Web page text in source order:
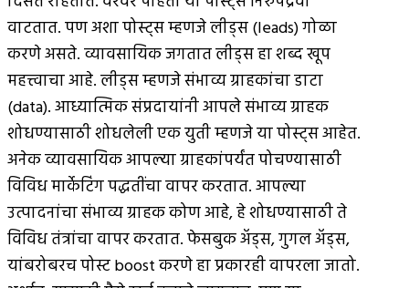
वाटतात. पण अशा पोस्ट्स म्हणजे लीड्स (leads) गोळा
करणे असते. व्यावसायिक जगतात लीड्स हा शब्द खूप
महत्त्वाचा आहे. लीड्स म्हणजे संभाव्य ग्राहकांचा डाटा
(data). आध्यात्मिक संप्रदायांनी आपले संभाव्य ग्राहक
शोधण्यासाठी शोधलेली एक युती म्हणजे या पोस्ट्स आहेत.
अनेक व्यावसायिक आपल्या ग्राहकांपर्यंत पोचण्यासाठी
विविध मार्केटिंग पद्धतींचा वापर करतात. आपल्या
उत्पादनांचा संभाव्य ग्राहक कोण आहे, हे शोधण्यासाठी ते
विविध तंत्रांचा वापर करतात. फेसबुक अ‍ॅड्स, गुगल अ‍ॅड्स,
यांबरोबरच पोस्ट boost करणे हा प्रकारही वापरला जातो.